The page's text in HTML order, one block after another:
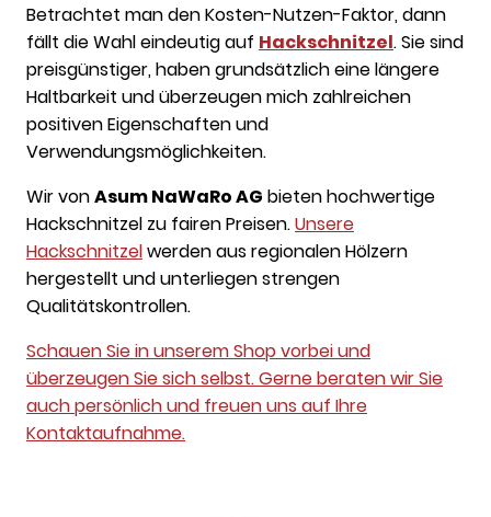
Betrachtet man den Kosten-Nutzen-Faktor, dann
fällt die Wahl eindeutig auf Hackschnitzel. Sie sind
preisgünstiger, haben grundsätzlich eine längere
Haltbarkeit und überzeugen mich zahlreichen
positiven Eigenschaften und
Verwendungsmöglichkeiten.
Wir vonAsum NaWaRo AG bieten hochwertige
Hackschnitzel zu fairen Preisen.Unsere
Hackschnitzelwerden aus regionalen Hölzern
hergestellt und unterliegen strengen
Qualitätskontrollen.
Schauen Sie in unserem Shop vorbei und
überzeugen Sie sich selbst. Gerne beraten wir Sie
auch persönlich und freuen uns auf Ihre
Kontaktaufnahme.